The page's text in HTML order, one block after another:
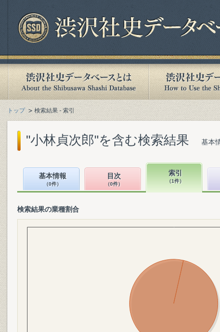
トップ 検索結果 - 索引
"小林貞次郎"を含む検索結果 基本
基本情報
（0件）
目次
（0件）
索引
（1件）
検索結果の業種割合